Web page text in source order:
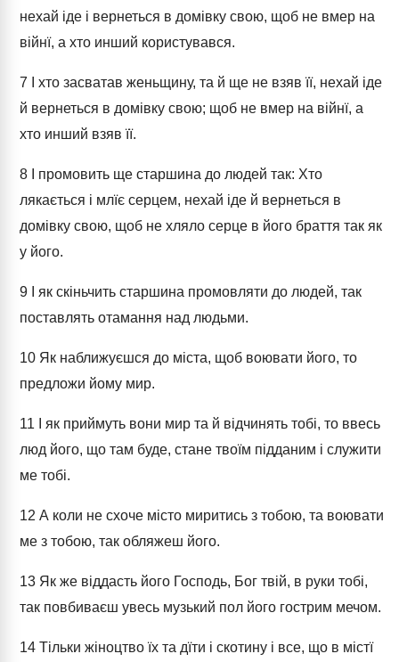
нехай іде і вернеться в домівку свою, щоб не вмер на
війнї, а хто инший користувався.
7 І хто засватав женьщину, та й ще не взяв її, нехай іде
й вернеться в домівку свою; щоб не вмер на війнї, а
хто инший взяв її.
8 І промовить ще старшина до людей так: Хто
лякається і млїє серцем, нехай іде й вернеться в
домівку свою, щоб не хляло серце в його браття так як
у його.
9 І як скіньчить старшина промовляти до людей, так
поставлять отамання над людьми.
10 Як наближуєшся до міста, щоб воювати його, то
предложи йому мир.
11 І як приймуть вони мир та й відчинять тобі, то ввесь
люд його, що там буде, стане твоїм підданим і служити
ме тобі.
12 А коли не схоче місто миритись з тобою, та воювати
ме з тобою, так обляжеш його.
13 Як же віддасть його Господь, Бог твій, в руки тобі,
так повбиваєш увесь музький пол його гострим мечом.
14 Тільки жіноцтво їх та дїти і скотину і все, що в містї